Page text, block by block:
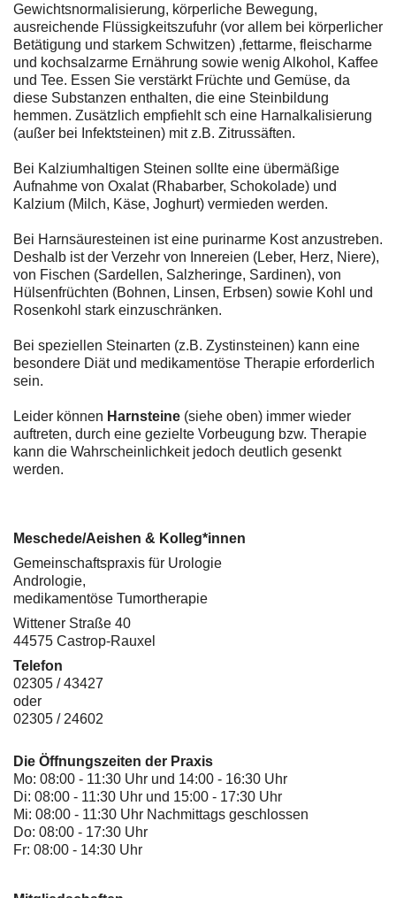
Gewichtsnormalisierung, körperliche Bewegung,
ausreichende Flüssigkeitszufuhr (vor allem bei körperlicher
Betätigung und starkem Schwitzen) ,fettarme, fleischarme
und kochsalzarme Ernährung sowie wenig Alkohol, Kaffee
und Tee. Essen Sie verstärkt Früchte und Gemüse, da
diese Substanzen enthalten, die eine Steinbildung
hemmen. Zusätzlich empfiehlt sch eine Harnalkalisierung
(außer bei Infektsteinen) mit z.B. Zitrussäften.
Bei Kalziumhaltigen Steinen sollte eine übermäßige
Aufnahme von Oxalat (Rhabarber, Schokolade) und
Kalzium (Milch, Käse, Joghurt) vermieden werden.
Bei Harnsäuresteinen ist eine purinarme Kost anzustreben.
Deshalb ist der Verzehr von Innereien (Leber, Herz, Niere),
von Fischen (Sardellen, Salzheringe, Sardinen), von
Hülsenfrüchten (Bohnen, Linsen, Erbsen) sowie Kohl und
Rosenkohl stark einzuschränken.
Bei speziellen Steinarten (z.B. Zystinsteinen) kann eine
besondere Diät und medikamentöse Therapie erforderlich
sein.
Leider können Harnsteine (siehe oben) immer wieder
auftreten, durch eine gezielte Vorbeugung bzw. Therapie
kann die Wahrscheinlichkeit jedoch deutlich gesenkt
werden.
Meschede/Aeishen & Kolleg*innen
Gemeinschaftspraxis für Urologie
Andrologie,
medikamentöse Tumortherapie
Wittener Straße 40
44575 Castrop-Rauxel
Telefon
02305 / 43427
oder
02305 / 24602
Die Öffnungszeiten der Praxis
Mo: 08:00 - 11:30 Uhr und 14:00 - 16:30 Uhr
Di: 08:00 - 11:30 Uhr und 15:00 - 17:30 Uhr
Mi: 08:00 - 11:30 Uhr Nachmittags geschlossen
Do: 08:00 - 17:30 Uhr
Fr: 08:00 - 14:30 Uhr